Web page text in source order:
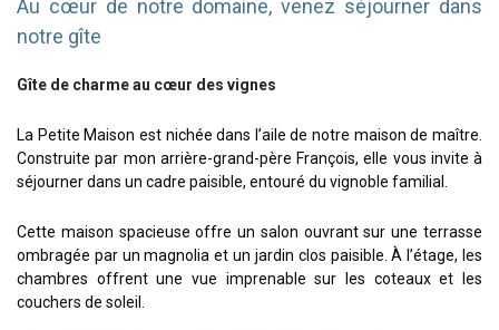
Au cœur de notre domaine, venez séjourner dans
notre gîte
Gîte de charme au cœur des vignes
La Petite Maison est nichée dans l’aile de notre maison de maître.
Construite par mon arrière-grand-père François, elle vous invite à
séjourner dans un cadre paisible, entouré du vignoble familial.
Cette maison spacieuse offre un salon ouvrant sur une terrasse
ombragée par un magnolia et un jardin clos paisible. À l’étage, les
chambres offrent une vue imprenable sur les coteaux et les
couchers de soleil.